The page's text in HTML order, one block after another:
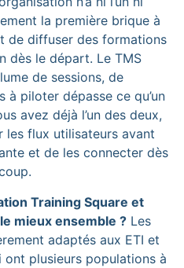
la première brique à
de diffuser des formations
dès le départ. Le TMS
de sessions, de
piloter dépasse ce qu’un
avez déjà l’un des deux,
les flux utilisateurs avant
et de les connecter dès
Training Square et
mieux ensemble ? Les
adaptés aux ETI et
plusieurs populations à